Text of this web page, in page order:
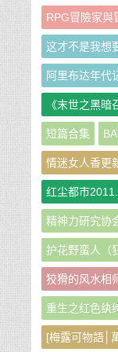
RPG冒險家與
这才不是我想
阿里布达年代
《末世之黑
短篇合集
情迷女人香更
红尘都市
精神力研究协
护花野蛮人（
狡猾的风水相
重生之红色纨
[梅露可物語│